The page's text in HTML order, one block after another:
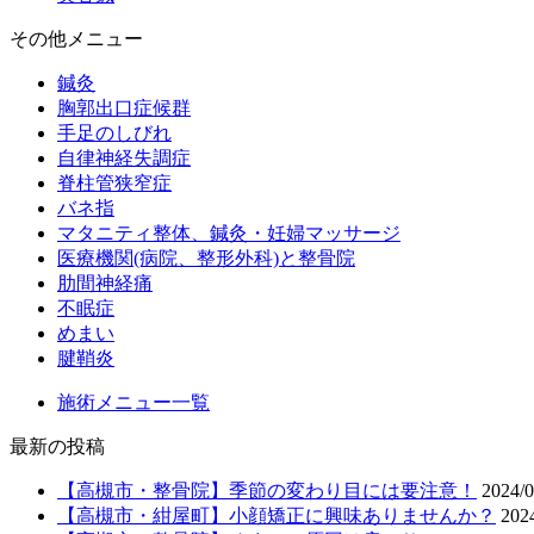
その他メニュー
鍼灸
胸郭出口症候群
手足のしびれ
自律神経失調症
脊柱管狭窄症
バネ指
マタニティ整体、鍼灸・妊婦マッサージ
医療機関(病院、整形外科)と整骨院
肋間神経痛
不眠症
めまい
腱鞘炎
施術メニュー一覧
最新の投稿
【高槻市・整骨院】季節の変わり目には要注意！
2024/
【高槻市・紺屋町】小顔矯正に興味ありませんか？